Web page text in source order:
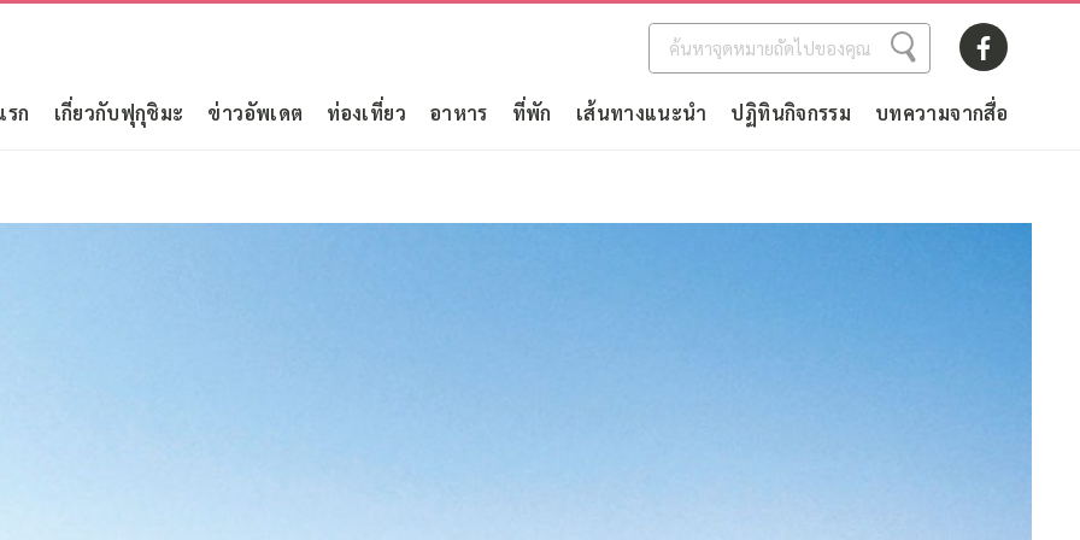
ก เกี่ยวกับฟุกุชิมะ ข่าวอัพเดต ท่องเที่ยว อาหาร ที่พัก เส้นทางแนะนำ ปฏิทินกิจกรรม บทความจากสื่อ